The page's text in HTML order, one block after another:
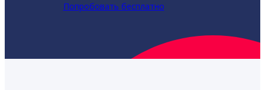
Попробовать бесплатно